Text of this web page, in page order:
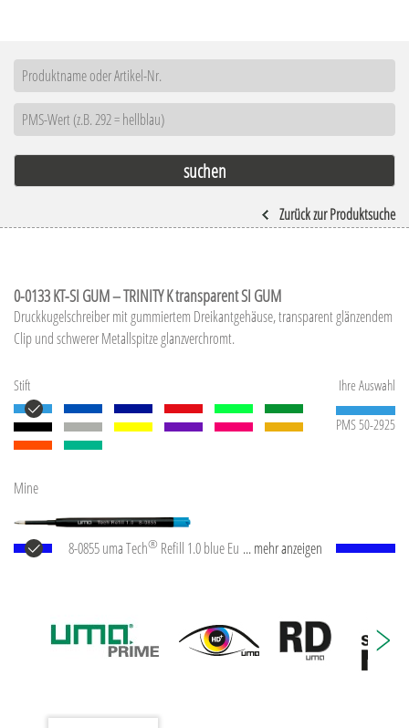
Zurück zur Produktsuche
0-0133 KT-SI GUM – TRINITY K transparent SI GUM
Druckkugelschreiber mit gummiertem Dreikantgehäuse, transparent glänzendem
Clip und schwerer Metallspitze glanzverchromt.
Ihre Auswahl
Stift
PMS 50-2925
Mine
8-0855 uma Tech® Refill 1.0 blue Europäische
4.500 m. Deutsche Schreibpaste nach ISO-Norm. Die
uma Tech Refill 1.0 vermittelt ein angenehmes und
... mehr anzeigen